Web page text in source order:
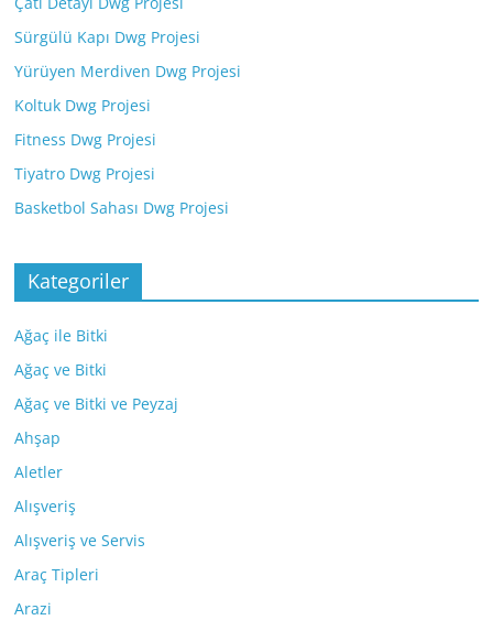
Sürgülü Kapı Dwg Projesi
Yürüyen Merdiven Dwg Projesi
Koltuk Dwg Projesi
Fitness Dwg Projesi
Tiyatro Dwg Projesi
Basketbol Sahası Dwg Projesi
Kategoriler
Ağaç ile Bitki
Ağaç ve Bitki
Ağaç ve Bitki ve Peyzaj
Ahşap
Aletler
Alışveriş
Alışveriş ve Servis
Araç Tipleri
Arazi